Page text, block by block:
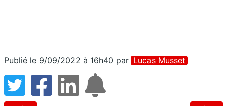
Publié le 9/09/2022 à 16h40 par Lucas Musset